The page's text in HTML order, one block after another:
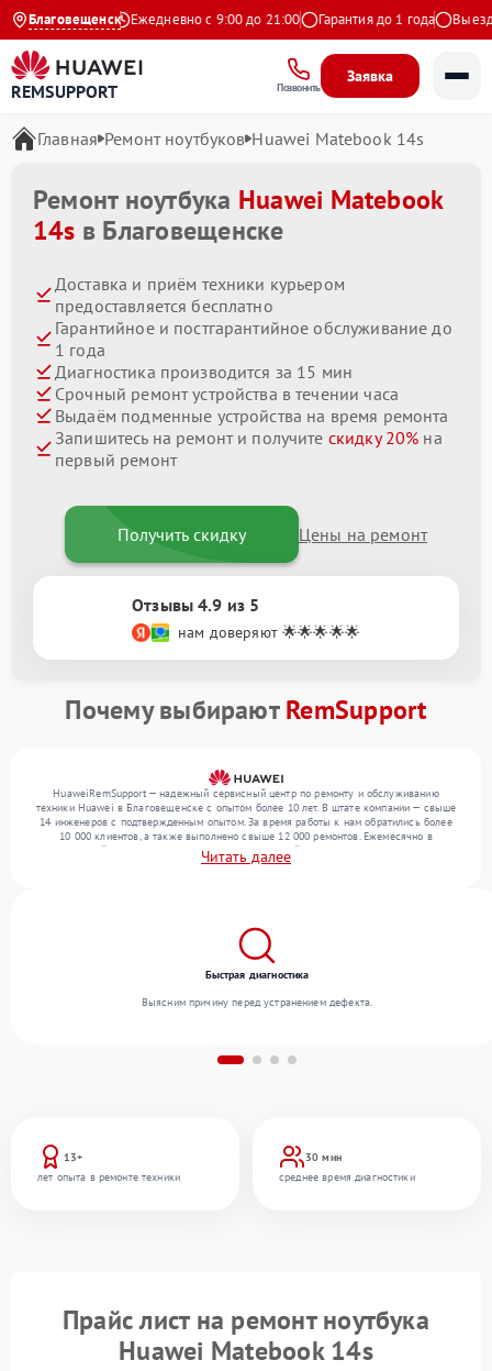
Благовещенск
4.9 на Яндекс Ежедневно с 9:00 до 21:00 Гарантия до 1 года Выезд
REMSUPPORT Позвонить
Заявка
Главная Ремонт ноутбуков Huawei Matebook 14s
Ремонт ноутбука Huawei Matebook
14s в Благовещенске
Доставка и приём техники курьером
предоставляется бесплатно
Гарантийное и постгарантийное обслуживание до
1 года
Диагностика производится за 15 мин
Срочный ремонт устройства в течении часа
Выдаём подменные устройства на время ремонта
Запишитесь на ремонт и получите скидку 20% на
первый ремонт
Получить скидку Цены на ремонт
Отзывы 4.9 из 5
нам доверяют 🌟🌟🌟🌟🌟
Почему выбираютRemSupport
HuaweiRemSupport — надежный сервисный центр по ремонту и обслуживанию
техники Huawei в Благовещенске с опытом более 10 лет. В штате компании — свыше
14 инженеров с подтвержденным опытом. За время работы к нам обратились более
10 000 клиентов, а также выполнено свыше 12 000 ремонтов. Ежемесячно в
сервисный центр поступает более 300 обращений, включая , , . Мы работаем с
широким спектром неисправностей и предлагаем стабильный уровень сервиса
Читать далее
13+
лет опыта в ремонте техники
30 мин
среднее время диагностики
Быстрая диагностика
Выясним причину перед устранением дефекта.
Прайс лист на ремонт ноутбука
Huawei Matebook 14s